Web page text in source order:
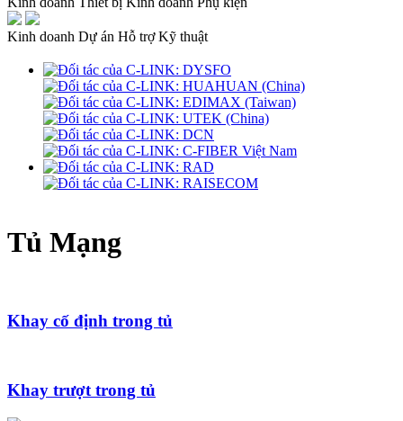
Kinh doanh Dự án Hỗ trợ Kỹ thuật
Tủ Mạng
Khay cố định trong tủ
Khay trượt trong tủ